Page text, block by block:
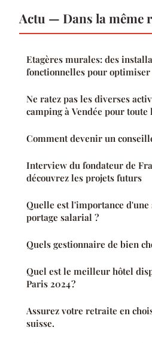
Actu — Dans la même
Etagères murales: des
fonctionnelles pour optimiser
Ne ratez pas les diverses
camping à Vendée pour
Comment devenir un
Interview du fondateur de
découvrez les projets futurs
Quelle est l'importance
portage salarial ?
Quels gestionnaire de bien
Quel est le meilleur hôtel
Paris 2024 ?
Assurez votre retraite en
suisse.